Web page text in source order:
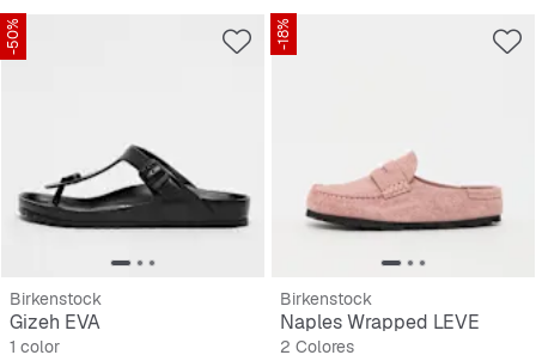
-50%
Birkenstock
Gizeh EVA
1 color
-18%
Birkenstock
Naples Wrapped LEVE
2 Colores